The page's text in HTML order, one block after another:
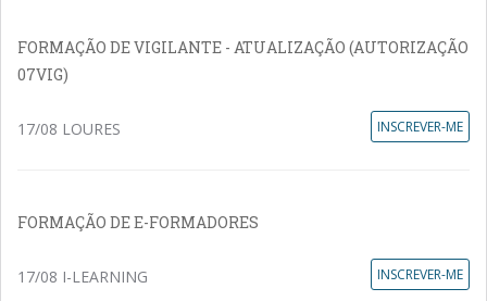
FORMAÇÃO DE VIGILANTE - ATUALIZAÇÃO (AUTORIZAÇÃO
07VIG)
17/08 LOURES INSCREVER-ME
FORMAÇÃO DE E-FORMADORES
17/08 I-LEARNING INSCREVER-ME